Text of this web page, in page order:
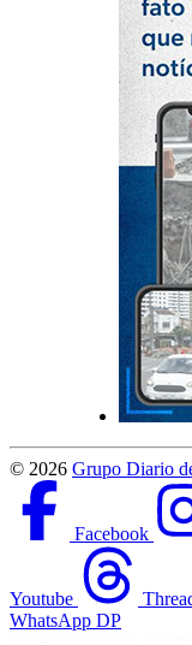
© 2026 Grupo Diario
Facebook
Youtube
WhatsApp DP